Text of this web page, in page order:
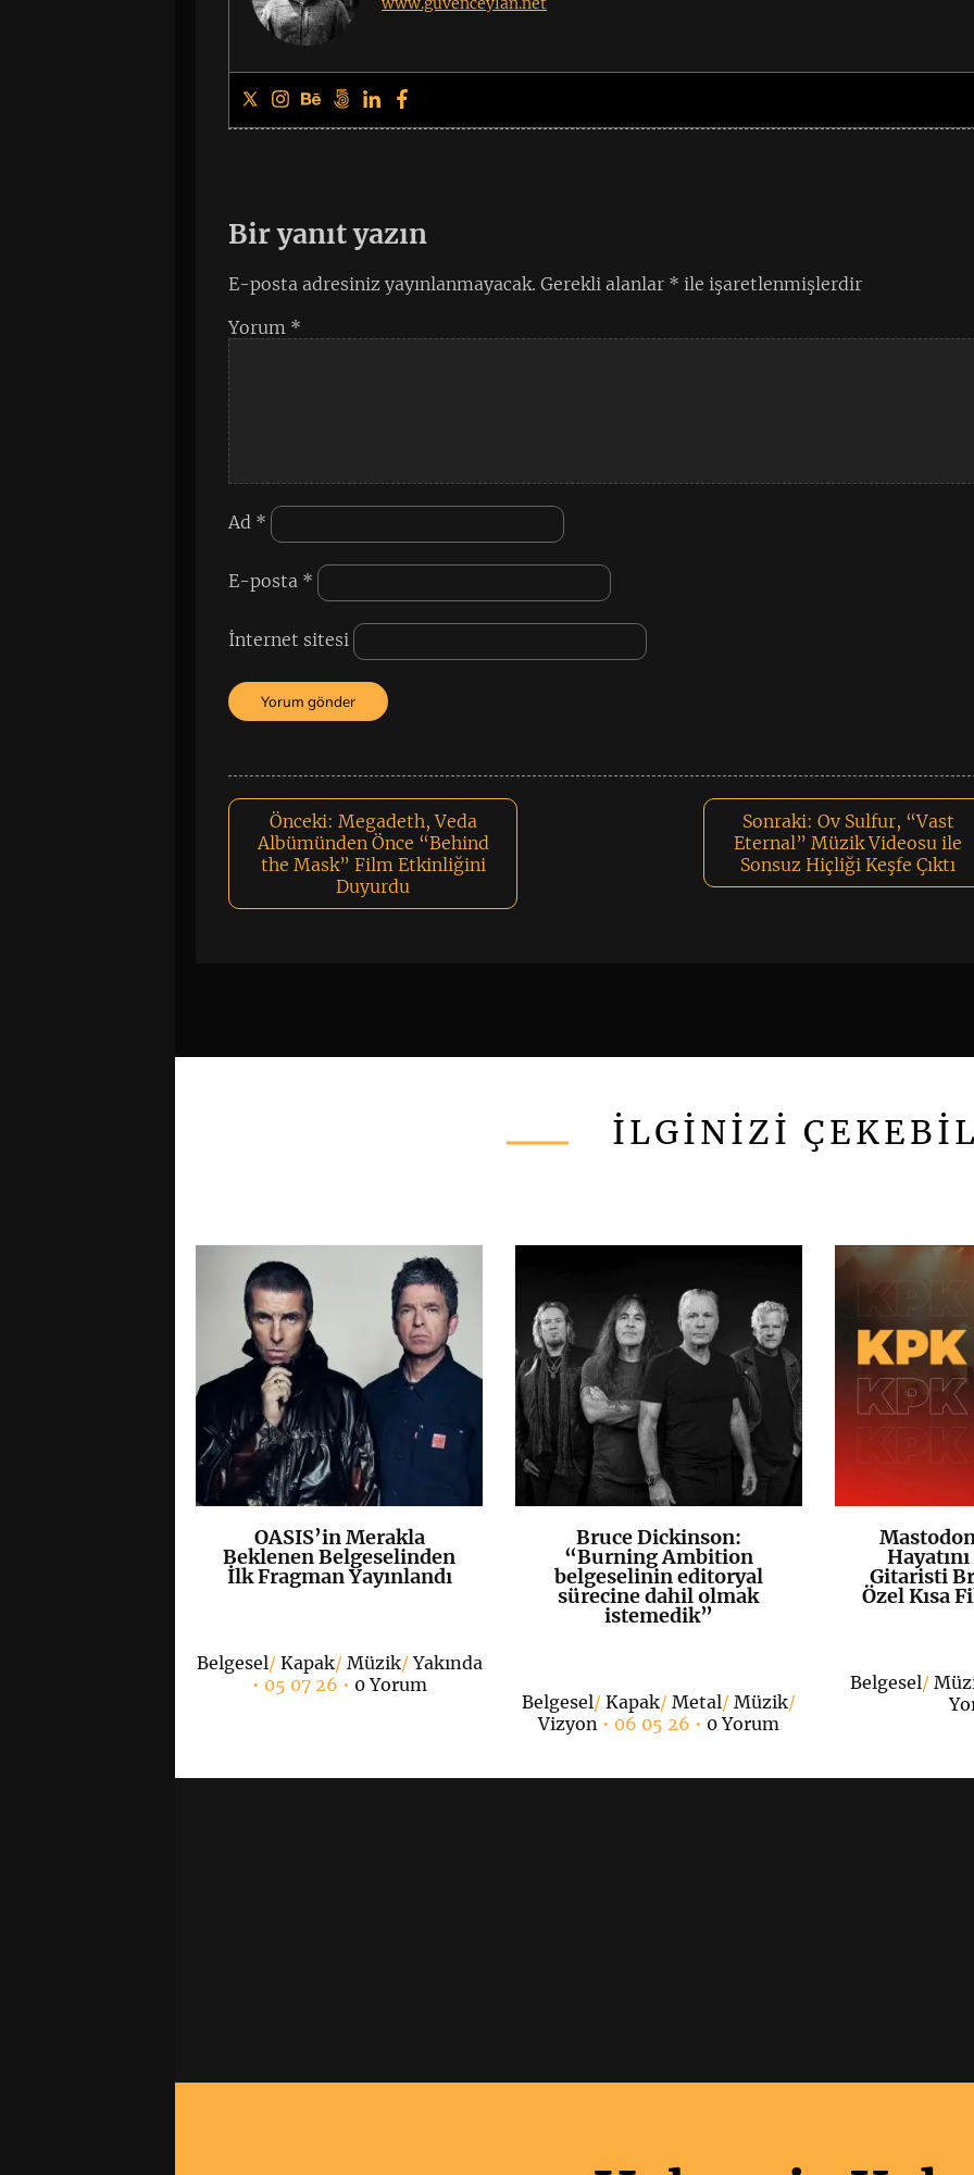
Bir yanıt yazın
E-posta adresiniz yayınlanmayacak. Gerekli alanlar * ile işaretlenmişlerdir
Yorum *
Ad *
E-posta *
İnternet sitesi
Önceki: Megadeth, Veda
Albümünden Önce “Behind
the Mask” Film Etkinliğini
Duyurdu
Sonraki: Ov Sulfur, “Vast
Eternal” Müzik Videosu ile
Sonsuz Hiçliği Keşfe Çıktı
İLGİNİZİ
K+
OASIS’in Merakla
Beklenen Belgeselinden
İlk Fragman Yayınlandı
Belgesel/ Kapak/ Müzik/Yakında
• 05 07 26 • 0 Yorum
K+
Bruce Dickinson:
“Burning Ambition
belgeselinin editoryal
sürecine dahil olmak
istemedik”
Belgesel/ Kapak/ Metal/ Müzik/
Vizyon• 06 05 26 • 0 Yorum
Gitaristi
Özel Kısa
Belgesel/